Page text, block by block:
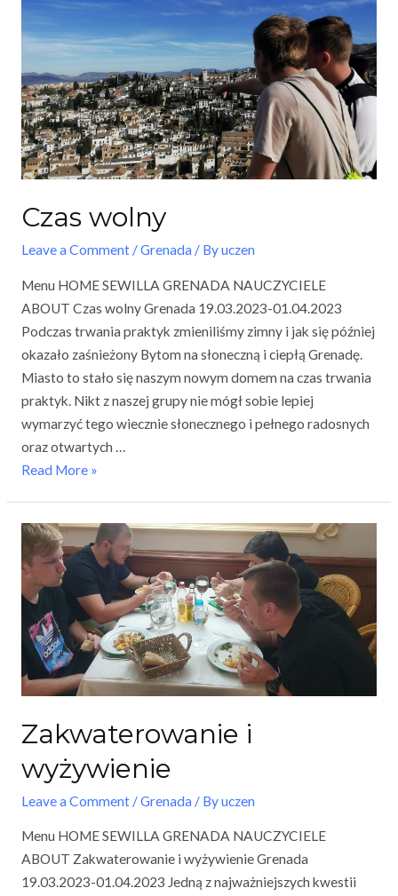
Czas wolny
Leave a Comment /Grenada / Byuczen
Menu HOME SEWILLA GRENADA NAUCZYCIELE
ABOUT Czas wolny Grenada 19.03.2023-01.04.2023
Podczas trwania praktyk zmieniliśmy zimny i jak się później
okazało zaśnieżony Bytom na słoneczną i ciepłą Grenadę.
Miasto to stało się naszym nowym domem na czas trwania
praktyk. Nikt z naszej grupy nie mógł sobie lepiej
wymarzyć tego wiecznie słonecznego i pełnego radosnych
oraz otwartych …
Read More »
Zakwaterowanie i
wyżywienie
Leave a Comment /Grenada / Byuczen
Menu HOME SEWILLA GRENADA NAUCZYCIELE
ABOUT Zakwaterowanie i wyżywienie Grenada
19.03.2023-01.04.2023 Jedną z najważniejszych kwestii